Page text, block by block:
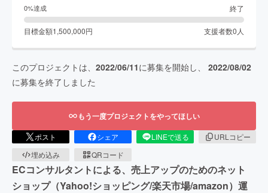
0%達成 終了
目標金額1,500,000円 支援者数0 人
このプロジェクトは、 2022/06/11に募集を開始し、 2022/08/02
に募集を終了しました
もう一度プロジェクトをやってほしい
ポスト シェア LINEで送る
URLコピー
埋め込み
QRコード
ECコンサルタントによる、売上アップのためのネット
ショップ（Yahoo!ショッピング/楽天市場/amazon）運